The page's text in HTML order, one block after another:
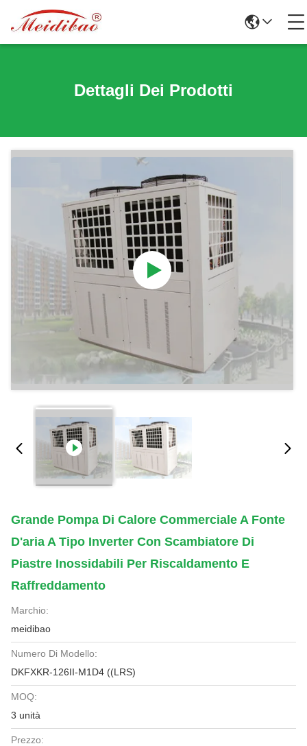
Dettagli Dei Prodotti
Grande Pompa Di Calore Commerciale A Fonte
D'aria A Tipo Inverter Con Scambiatore Di
Piastre Inossidabili Per Riscaldamento E
Raffreddamento
Marchio:
meidibao
Numero Di Modello:
DKFXKR-126II-M1D4 ((LRS)
MOQ:
3 unità
Prezzo: